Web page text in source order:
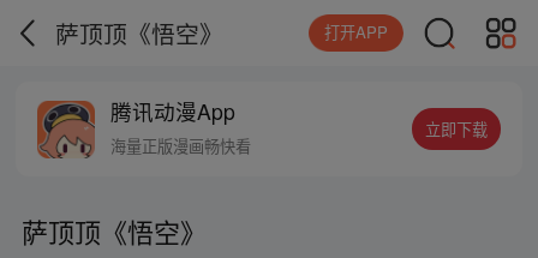
萨顶顶《悟空》 打开APP
腾讯动漫App
海量正版漫画畅快看
立即下载
萨顶顶《悟空》